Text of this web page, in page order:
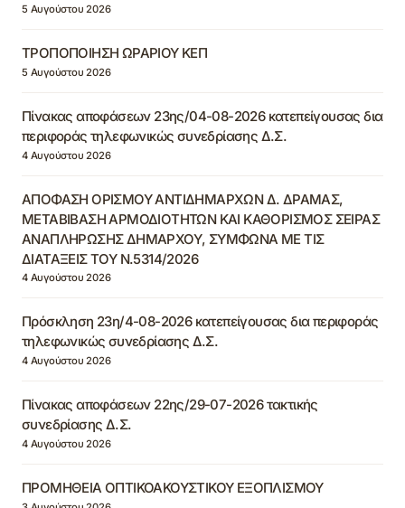
5 Αυγούστου 2026
ΤΡΟΠΟΠΟΙΗΣΗ ΩΡΑΡΙΟΥ ΚΕΠ
5 Αυγούστου 2026
Πίνακας αποφάσεων 23ης/04-08-2026 κατεπείγουσας δια
περιφοράς τηλεφωνικώς συνεδρίασης Δ.Σ.
4 Αυγούστου 2026
ΑΠΟΦΑΣΗ ΟΡΙΣΜΟΥ ΑΝΤΙΔΗΜΑΡΧΩΝ Δ. ΔΡΑΜΑΣ,
ΜΕΤΑΒΙΒΑΣΗ ΑΡΜΟΔΙΟΤΗΤΩΝ ΚΑΙ ΚΑΘΟΡΙΣΜΟΣ ΣΕΙΡΑΣ
ΑΝΑΠΛΗΡΩΣΗΣ ΔΗΜΑΡΧΟΥ, ΣΥΜΦΩΝΑ ΜΕ ΤΙΣ
ΔΙΑΤΑΞΕΙΣ ΤΟΥ Ν.5314/2026
4 Αυγούστου 2026
Πρόσκληση 23η/4-08-2026 κατεπείγουσας δια περιφοράς
τηλεφωνικώς συνεδρίασης Δ.Σ.
4 Αυγούστου 2026
Πίνακας αποφάσεων 22ης/29-07-2026 τακτικής
συνεδρίασης Δ.Σ.
4 Αυγούστου 2026
ΠΡΟΜΗΘΕΙΑ ΟΠΤΙΚΟΑΚΟΥΣΤΙΚΟΥ ΕΞΟΠΛΙΣΜΟΥ